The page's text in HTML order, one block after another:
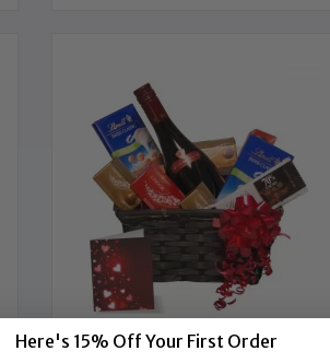
Lindt & Vin Rouge
Here's 15% Off Your First Order